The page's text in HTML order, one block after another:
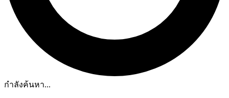
กำลังค้นหา...